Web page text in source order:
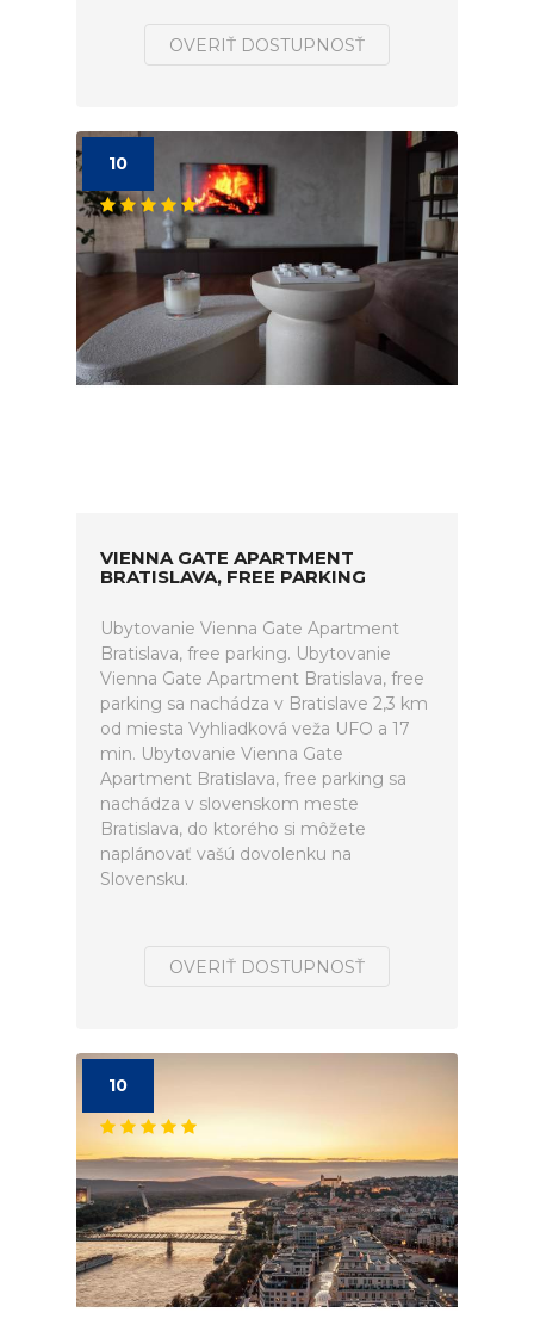
OVERIŤ DOSTUPNOSŤ
10
VIENNA GATE APARTMENT
BRATISLAVA, FREE PARKING
Ubytovanie Vienna Gate Apartment
Bratislava, free parking. Ubytovanie
Vienna Gate Apartment Bratislava, free
parking sa nachádza v Bratislave 2,3 km
od miesta Vyhliadková veža UFO a 17
min. Ubytovanie Vienna Gate
Apartment Bratislava, free parking sa
nachádza v slovenskom meste
Bratislava, do ktorého si môžete
naplánovať vašú dovolenku na
Slovensku.
OVERIŤ DOSTUPNOSŤ
10